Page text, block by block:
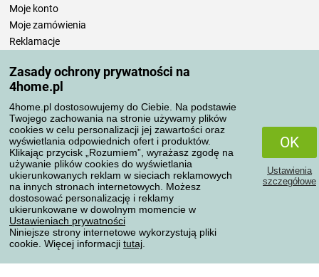
Zasady ochrony prywatności na
4home.pl
4home.pl dostosowujemy do Ciebie. Na podstawie
Twojego zachowania na stronie używamy plików
cookies w celu personalizacji jej zawartości oraz
wyświetlania odpowiednich ofert i produktów.
Klikając przycisk „Rozumiem”, wyrażasz zgodę na
używanie plików cookies do wyświetlania
ukierunkowanych reklam w sieciach reklamowych
na innych stronach internetowych. Możesz
dostosować personalizację i reklamy
ukierunkowane w dowolnym momencie w
Ustawieniach prywatności
Niniejsze strony internetowe wykorzystują pliki
cookie. Więcej informacji tutaj
OK
Ustawienia
szczegółowe
Moje konto
Moje zamówienia
Reklamacje
Zasady przetwarzania recenzji
Sposoby transportu
Metody płatności
Niezawodny sklep